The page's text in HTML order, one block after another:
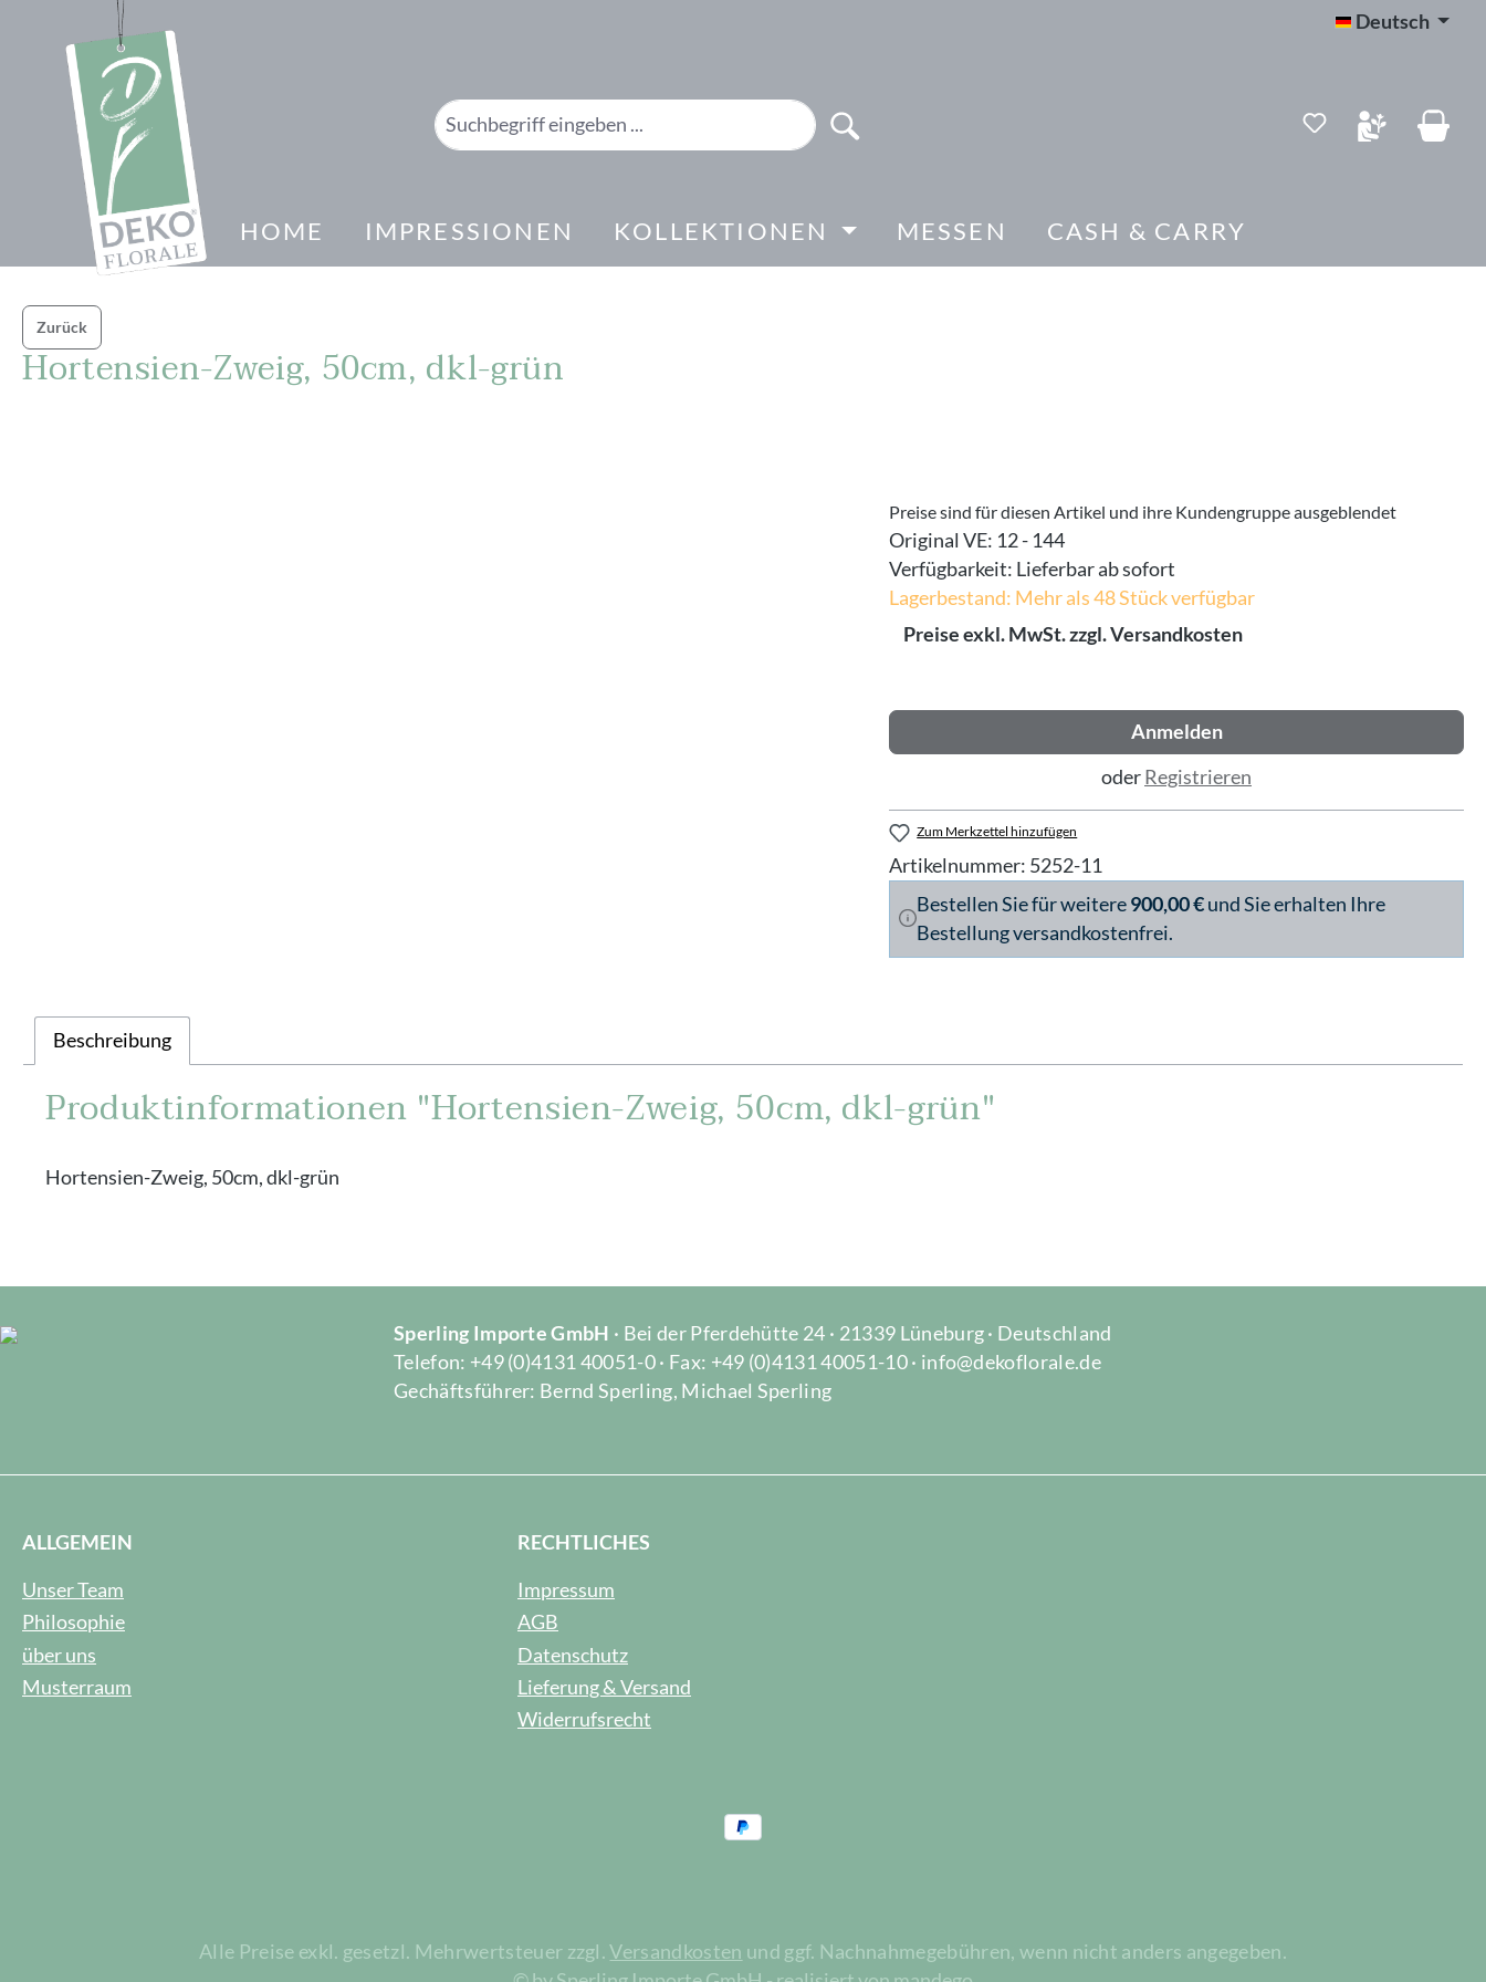
Zur Hauptnavigation springen Deutsch
HOME IMPRESSIONEN KOLLEKTIONEN MESSEN CASH & CARRY
Zurück
Hortensien-Zweig, 50cm, dkl-grün
Preise sind für diesen Artikel und ihre Kundengruppe ausgeblendet
Original VE: 12 - 144
Verfügbarkeit: Lieferbar ab sofort
Lagerbestand: Mehr als 48 Stück verfügbar
Preise exkl. MwSt. zzgl. Versandkosten
Anmelden
oderRegistrieren
Zum Merkzettel hinzufügen
Artikelnummer: 5252-11
Bestellen Sie für weitere900,00 €und Sie erhalten Ihre
Bestellung versandkostenfrei.
Beschreibung
Produktinformationen "Hortensien-Zweig, 50cm, dkl-grün"
Hortensien-Zweig, 50cm, dkl-grün
Sperling Importe GmbH · Bei der Pferdehütte 24 · 21339 Lüneburg · Deutschland
Telefon: +49 (0)4131 40051-0 · Fax: +49 (0)4131 40051-10 · info@dekoflorale.de
Gechäftsführer: Bernd Sperling, Michael Sperling
ALLGEMEIN
Unser Team
Philosophie
über uns
Musterraum
RECHTLICHES
Impressum
AGB
Datenschutz
Lieferung & Versand
Widerrufsrecht
Alle Preise exkl. gesetzl. Mehrwertsteuer zzgl.Versandkosten und ggf. Nachnahmegebühren, wenn nicht anders angegeben.